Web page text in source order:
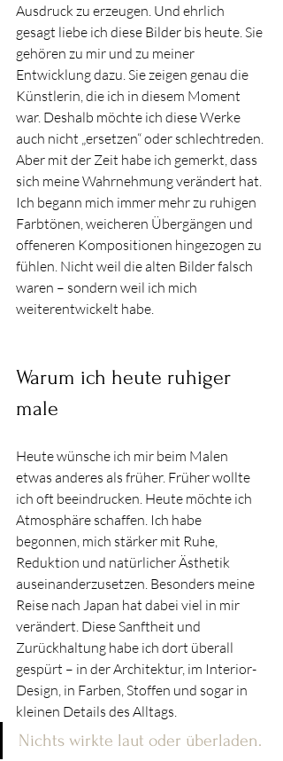
Ausdruck zu erzeugen. Und ehrlich
gesagt liebe ich diese Bilder bis heute. Sie
gehören zu mir und zu meiner
Entwicklung dazu. Sie zeigen genau die
Künstlerin, die ich in diesem Moment
war. Deshalb möchte ich diese Werke
auch nicht „ersetzen“ oder schlechtreden.
Aber mit der Zeit habe ich gemerkt, dass
sich meine Wahrnehmung verändert hat.
Ich begann mich immer mehr zu ruhigen
Farbtönen, weicheren Übergängen und
offeneren Kompositionen hingezogen zu
fühlen. Nicht weil die alten Bilder falsch
waren – sondern weil ich mich
weiterentwickelt habe.
Warum ich heute ruhiger
male
Heute wünsche ich mir beim Malen
etwas anderes als früher. Früher wollte
ich oft beeindrucken. Heute möchte ich
Atmosphäre schaffen. Ich habe
begonnen, mich stärker mit Ruhe,
Reduktion und natürlicher Ästhetik
auseinanderzusetzen. Besonders meine
Reise nach Japan hat dabei viel in mir
verändert. Diese Sanftheit und
Zurückhaltung habe ich dort überall
gespürt – in der Architektur, im Interior-
Design, in Farben, Stoffen und sogar in
kleinen Details des Alltags.
Nichts wirkte laut oder überladen.